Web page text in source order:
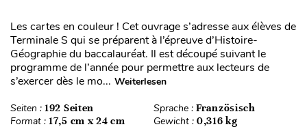
Les cartes en couleur ! Cet ouvrage s’adresse aux élèves de
Terminale S qui se préparent à l’épreuve d’Histoire-
Géographie du baccalauréat. Il est découpé suivant le
programme de l’année pour permettre aux lecteurs de
s’exercer dès le mo... Weiterlesen
Seiten : 192 Seiten Sprache : Französisch
Format : 17,5 cm x 24 cm Gewicht : 0,316 kg